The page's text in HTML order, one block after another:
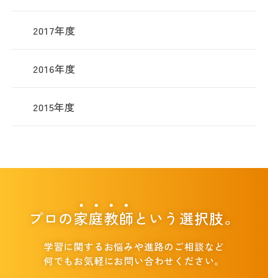
2017年度
2016年度
2015年度
プロの家庭教師という選択肢。
学習に関するお悩みや進路のご相談など
何でもお気軽にお問い合わせください。